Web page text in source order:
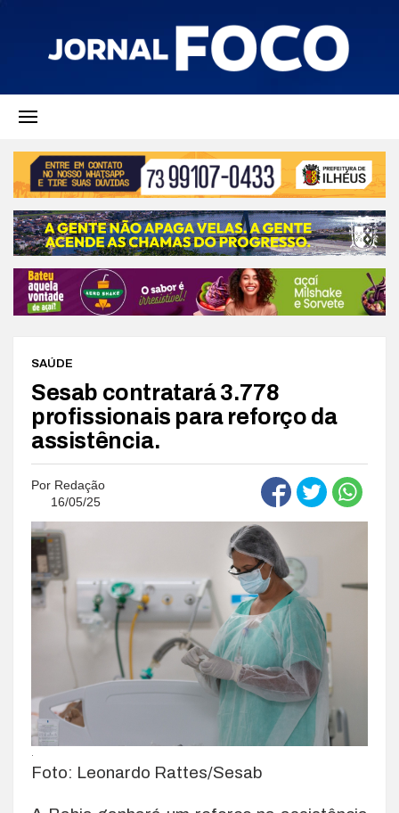
SAÚDE
Sesab contratará 3.778
profissionais para reforço da
assistência.
Por Redação
16/05/25
Foto: Leonardo Rattes/Sesab